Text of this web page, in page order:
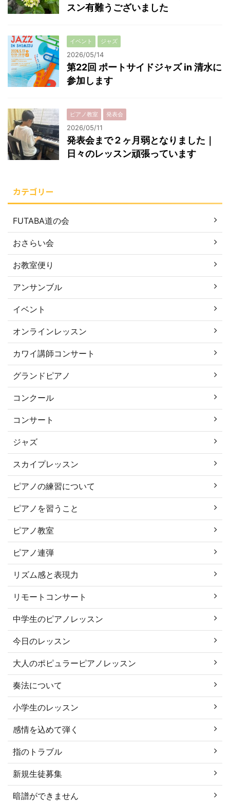
スン有難うございました
イベント ジャズ
2026/05/14
第22回 ポートサイドジャズ in 清水に
参加します
ピアノ教室 発表会
2026/05/11
発表会まで２ヶ月弱となりました｜
日々のレッスン頑張っています
カテゴリー
FUTABA道の会
おさらい会
お教室便り
アンサンブル
イベント
オンラインレッスン
カワイ講師コンサート
グランドピアノ
コンクール
コンサート
ジャズ
スカイプレッスン
ピアノの練習について
ピアノを習うこと
ピアノ教室
ピアノ連弾
リズム感と表現力
リモートコンサート
中学生のピアノレッスン
今日のレッスン
大人のポピュラーピアノレッスン
奏法について
小学生のレッスン
感情を込めて弾く
指のトラブル
新規生徒募集
暗譜ができません